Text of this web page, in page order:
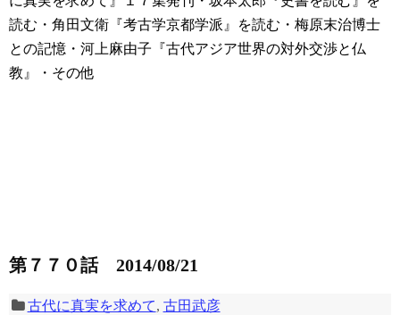
読む・角田文衛『考古学京都学派』を読む・梅原末治博士
との記憶・河上麻由子『古代アジア世界の対外交渉と仏
教』・その他
第７７０話 2014/08/21
古代に真実を求めて, 古田武彦